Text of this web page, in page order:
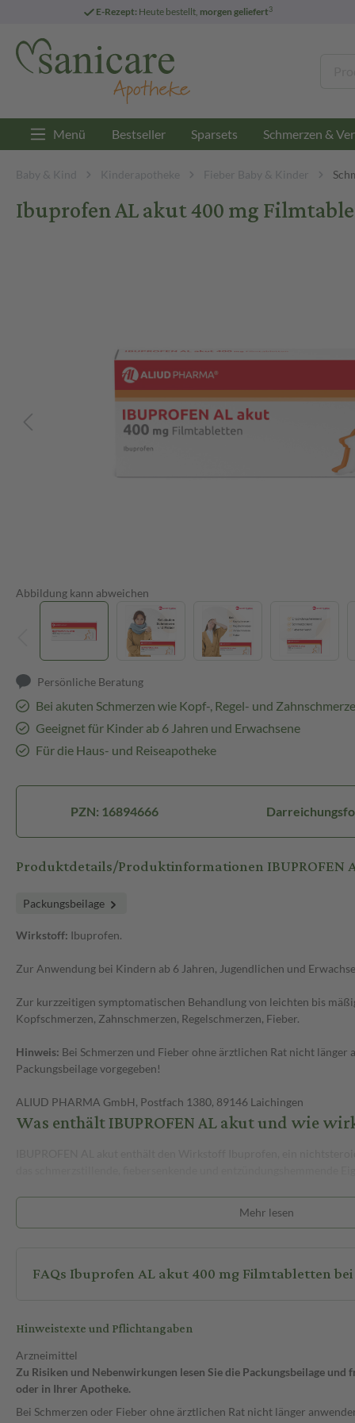
E-Rezept: Heute bestellt, morgen geliefert3
Menü Bestseller Sparsets Schmerzen &
Baby & Kind Kinderapotheke Fieber Baby & Kinder
Ibuprofen AL akut 400 mg
Abbildung kann abweichen
Persönliche Beratung
Bei akuten Schmerzen wie Kopf-, Regel- und
Geeignet für Kinder ab 6 Jahren und Erwachsene
Für die Haus- und Reiseapotheke
PZN: 16894666
Produktdetails/Produktinformationen IBUPROFEN
Packungsbeilage
Wirkstoff: Ibuprofen.
Zur Anwendung bei Kindern ab 6 Jahren, Jugendlichen und
Zur kurzzeitigen symptomatischen Behandlung von leichten bis
Kopfschmerzen, Zahnschmerzen, Regelschmerzen, Fieber.
Hinweis: Bei Schmerzen und Fieber ohne ärztlichen Rat nicht länger
Packungsbeilage vorgegeben!
ALIUD PHARMA GmbH, Postfach 1380, 89146 Laichingen
Was enthält IBUPROFEN AL akut und wie
Wechselwirkungen
IBUPROFEN AL akut kann die Wirkung anderer Arzneimittel
Erbrechen, Durchfall, Blähungen und Bauchschmerzen zählen. Auch
Nebenwirkungen wie Magen-Darm-Blutungen, Geschwüre oder
mögliche Nebenwirkungen können Kopfschmerzen, Schwindel,
Überempfindlichkeitsreaktionen sein. Bei Auftreten
Mehr lesen
FAQs Ibuprofen AL akut 400 mg Filmtabletten
Hinweistexte und Pflichtangaben
Arzneimittel
Zu Risiken und Nebenwirkungen lesen Sie die Packungsbeilage
oder in Ihrer Apotheke.
Bei Schmerzen oder Fieber ohne ärztlichen Rat nicht länger